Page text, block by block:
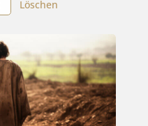
Löschen